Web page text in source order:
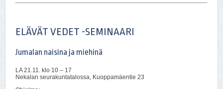
ELÄVÄT VEDET -SEMINAARI
Jumalan naisina ja miehinä
LA 21.11. klo 10 – 17
Nekalan seurakuntatalossa, Kuoppamäentie 23